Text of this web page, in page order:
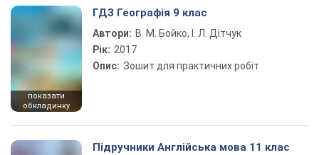
показати
обкладинку
ГДЗ Географія 9 клас
Автори: В. М. Бойко, І. Л. Дітчук
Рік: 2017
Опис: Зошит для практичних робіт
Підручники Англійська мова 11 клас